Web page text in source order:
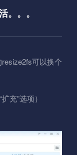
。。。
可以换个
充”选项）